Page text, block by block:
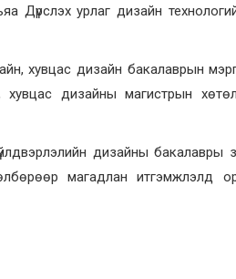
Дүрслэх урлаг дизайн
хувцас дизайн бакалаврын
дизайны магистрын
дизайны бакалавры
магадлан итгэмжлэлд